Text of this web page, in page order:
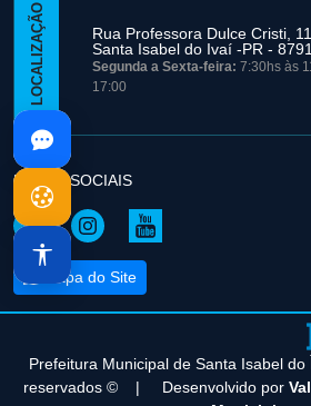
LOCALIZAÇÃO
Rua Professora Dulce Cristi,
Santa Isabel do Ivaí -PR -
Segunda a Sexta-feira: 7:30hs às
17:00
REDES SOCIAIS
Mapa do Site
Prefeitura Municipal de Santa Isabel
reservados ©| Desenvolvido por